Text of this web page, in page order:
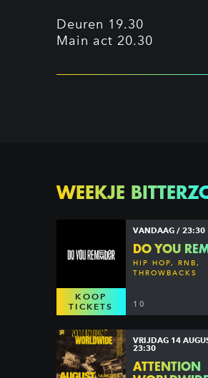
Deuren 19.30
Main act 20.30
WEEKJE
KOOP
TICKETS
VANDAAG / 23:30
DO YOU
HIP HOP, RNB,
THROWBACKS
10
VRIJDAG 14
23:30
ATTENTION